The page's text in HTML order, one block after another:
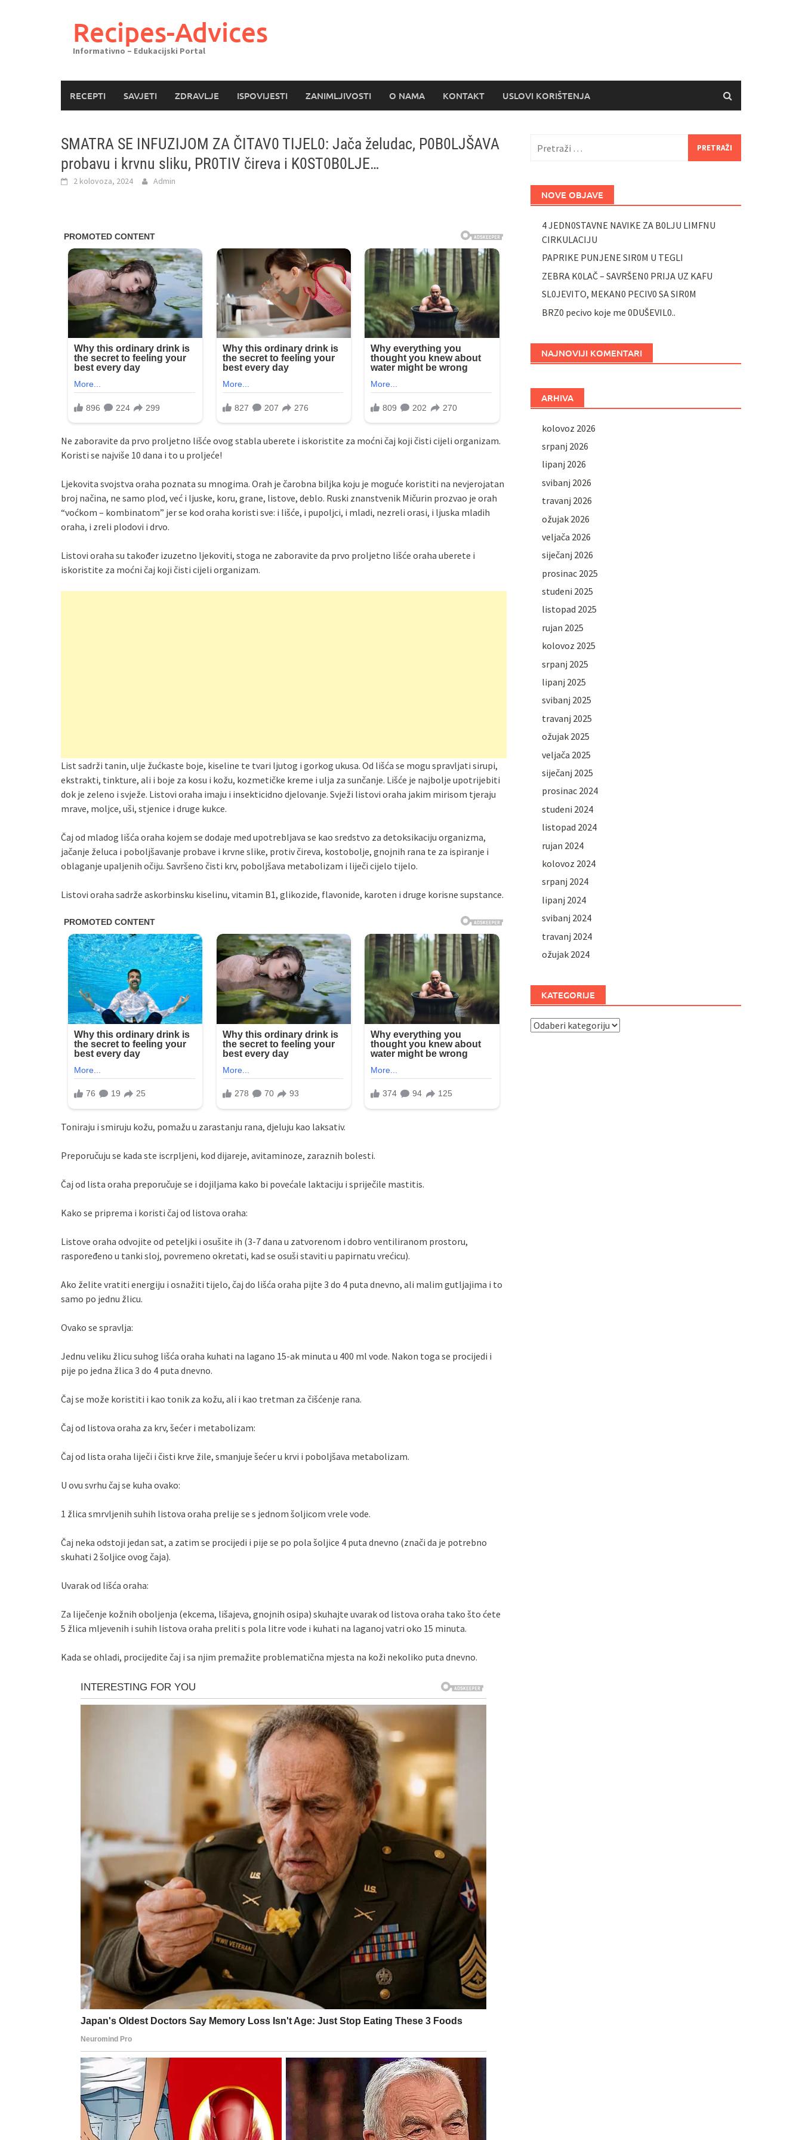
Recipes-Advices
Informativno – Edukacijski Portal
RECEPTI SAVJETI ZDRAVLJE ISPOVIJESTI ZANIMLJIVOSTI O NAMA KONTAKT USLOVI KORIŠTENJA
SMATRA SE INFUZIJOM ZA ČITAV0 TIJEL0: Jača želudac, P0B0LJŠAVA
probavu i krvnu sliku, PR0TIV čireva i K0ST0B0LJE…
2 kolovoza, 2024 Admin
Ne zaboravite da prvo proljetno lišće ovog stabla uberete i iskoristite za moćni čaj koji čisti cijeli organizam.
Koristi se najviše 10 dana i to u proljeće!
Ljekovita svojstva oraha poznata su mnogima. Orah je čarobna biljka koju je moguće koristiti na nevjerojatan
broj načina, ne samo plod, već i ljuske, koru, grane, listove, deblo. Ruski znanstvenik Mičurin prozvao je orah
“voćkom – kombinatom” jer se kod oraha koristi sve: i lišće, i pupoljci, i mladi, nezreli orasi, i ljuska mladih
oraha, i zreli plodovi i drvo.
Listovi oraha su također izuzetno ljekoviti, stoga ne zaboravite da prvo proljetno lišće oraha uberete i
iskoristite za moćni čaj koji čisti cijeli organizam.
List sadrži tanin, ulje žućkaste boje, kiseline te tvari ljutog i gorkog ukusa. Od lišća se mogu spravljati sirupi,
ekstrakti, tinkture, ali i boje za kosu i kožu, kozmetičke kreme i ulja za sunčanje. Lišće je najbolje upotrijebiti
dok je zeleno i svježe. Listovi oraha imaju i insekticidno djelovanje. Svježi listovi oraha jakim mirisom tjeraju
mrave, moljce, uši, stjenice i druge kukce.
Čaj od mladog lišća oraha kojem se dodaje med upotrebljava se kao sredstvo za detoksikaciju organizma,
jačanje želuca i poboljšavanje probave i krvne slike, protiv čireva, kostobolje, gnojnih rana te za ispiranje i
oblaganje upaljenih očiju. Savršeno čisti krv, poboljšava metabolizam i liječi cijelo tijelo.
Listovi oraha sadrže askorbinsku kiselinu, vitamin B1, glikozide, flavonide, karoten i druge korisne supstance.
Toniraju i smiruju kožu, pomažu u zarastanju rana, djeluju kao laksativ.
Preporučuju se kada ste iscrpljeni, kod dijareje, avitaminoze, zaraznih bolesti.
Čaj od lista oraha preporučuje se i dojiljama kako bi povećale laktaciju i spriječile mastitis.
Kako se priprema i koristi čaj od listova oraha:
Listove oraha odvojite od peteljki i osušite ih (3-7 dana u zatvorenom i dobro ventiliranom prostoru,
raspoređeno u tanki sloj, povremeno okretati, kad se osuši staviti u papirnatu vrećicu).
Ako želite vratiti energiju i osnažiti tijelo, čaj do lišća oraha pijte 3 do 4 puta dnevno, ali malim gutljajima i to
samo po jednu žlicu.
Ovako se spravlja:
Jednu veliku žlicu suhog lišća oraha kuhati na lagano 15-ak minuta u 400 ml vode. Nakon toga se procijedi i
pije po jedna žlica 3 do 4 puta dnevno.
Čaj se može koristiti i kao tonik za kožu, ali i kao tretman za čišćenje rana.
Čaj od listova oraha za krv, šećer i metabolizam:
Čaj od lista oraha liječi i čisti krve žile, smanjuje šećer u krvi i poboljšava metabolizam.
U ovu svrhu čaj se kuha ovako:
1 žlica smrvljenih suhih listova oraha prelije se s jednom šoljicom vrele vode.
Čaj neka odstoji jedan sat, a zatim se procijedi i pije se po pola šoljice 4 puta dnevno (znači da je potrebno
skuhati 2 šoljice ovog čaja).
Uvarak od lišća oraha:
Za liječenje kožnih oboljenja (ekcema, lišajeva, gnojnih osipa) skuhajte uvarak od listova oraha tako što ćete
5 žlica mljevenih i suhih listova oraha preliti s pola litre vode i kuhati na laganoj vatri oko 15 minuta.
Kada se ohladi, procijedite čaj i sa njim premažite problematična mjesta na koži nekoliko puta dnevno.
NOVE OBJAVE
4 JEDN0STAVNE NAVIKE ZA B0LJU LIMFNU
CIRKULACIJU
PAPRIKE PUNJENE SIR0M U TEGLI
ZEBRA K0LAČ – SAVRŠEN0 PRIJA UZ KAFU
SL0JEVITO, MEKAN0 PECIV0 SA SIR0M
BRZ0 pecivo koje me 0DUŠEVIL0..
NAJNOVIJI KOMENTARI
ARHIVA
kolovoz 2026
srpanj 2026
lipanj 2026
svibanj 2026
travanj 2026
ožujak 2026
veljača 2026
siječanj 2026
prosinac 2025
studeni 2025
listopad 2025
rujan 2025
kolovoz 2025
srpanj 2025
lipanj 2025
svibanj 2025
travanj 2025
ožujak 2025
veljača 2025
siječanj 2025
prosinac 2024
studeni 2024
listopad 2024
rujan 2024
kolovoz 2024
srpanj 2024
lipanj 2024
svibanj 2024
travanj 2024
ožujak 2024
KATEGORIJE
Kategorije